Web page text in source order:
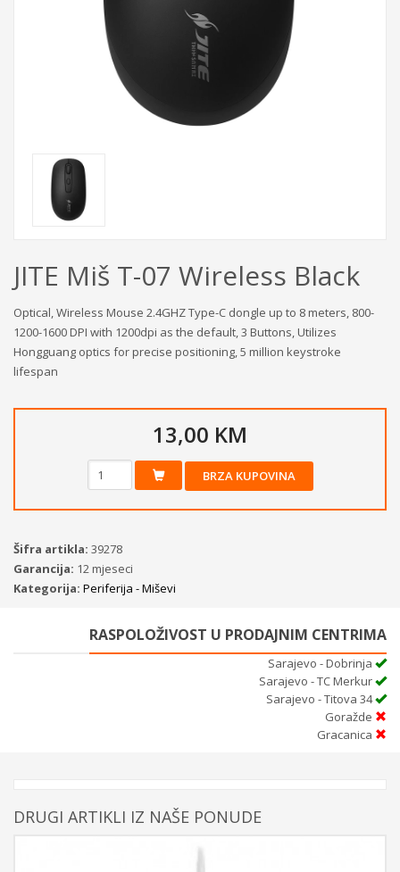
JITE Miš T-07 Wireless Black
Optical, Wireless Mouse 2.4GHZ Type-C dongle up to 8 meters, 800-
1200-1600 DPI with 1200dpi as the default, 3 Buttons, Utilizes
Hongguang optics for precise positioning, 5 million keystroke
lifespan
13,00 KM
BRZA KUPOVINA
Šifra artikla: 39278
Garancija: 12 mjeseci
Kategorija: Periferija - Miševi
RASPOLOŽIVOST U PRODAJNIM CENTRIMA
Sarajevo - Dobrinja
Sarajevo - TC Merkur
Sarajevo - Titova 34
Goražde
Gracanica
DRUGI ARTIKLI IZ NAŠE PONUDE